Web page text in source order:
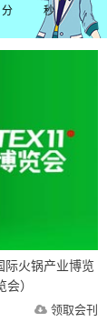
分 秒
际火锅产业博览
）
领取会刊